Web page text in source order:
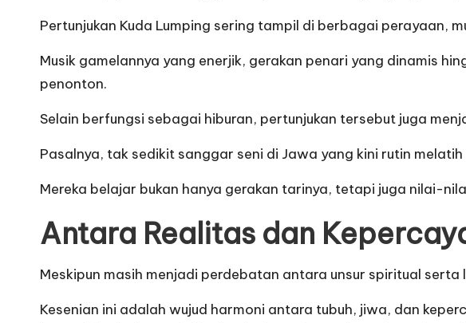
Pertunjukan Kuda Lumping sering tampil di berbagai perayaan,
Musik gamelannya yang enerjik, gerakan penari yang dinamis
penonton.
Selain berfungsi sebagai hiburan, pertunjukan tersebut juga
Pasalnya, tak sedikit sanggar seni di Jawa yang kini rutin
Mereka belajar bukan hanya gerakan tarinya, tetapi juga nilai-
Antara Realitas dan
Meskipun masih menjadi perdebatan antara unsur spiritual
Kesenian ini adalah wujud harmoni antara tubuh, jiwa, dan